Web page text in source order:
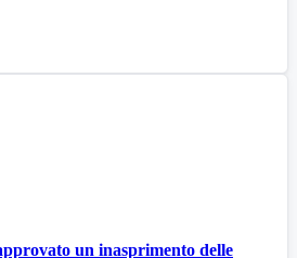
un inasprimento delle